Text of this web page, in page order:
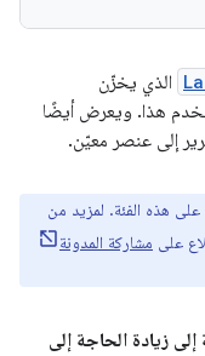
الذي يخزّن
هذا. ويعرض أيضًا
إلى عنصر معيّن.
على هذه الفئة. لمزيد من
مشاركة المدونة
زيادة الحاجة إلى